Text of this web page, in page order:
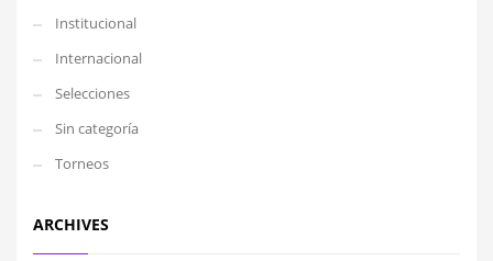
Institucional
Internacional
Selecciones
Sin categoría
Torneos
ARCHIVES